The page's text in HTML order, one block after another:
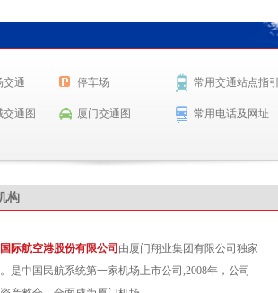
交通 停车场 常用交通站点指
交通图 厦门交通图 常用电话及网址
构
际航空港股份有限公司 由厦门翔业集团有限公司独家
是中国民航系统第一家机场上市公司,2008年，公司